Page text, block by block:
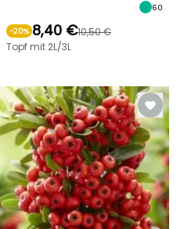
60
-20% 8,40 €10,50 €
Topf mit 2L/3L